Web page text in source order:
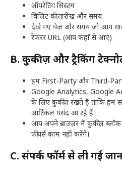
ऑपरेटिंग सिस्टम
विज़िट की तारीख और समय
देखे गए पेज और समय जो आप
रेफरर URL (आप कहाँ से आए)
B. कुकीज़ और ट्रैकिंग
हम First-Party और Third-
Google Analytics, Google
के लिए कुकीज़ रखते हैं ताकि हम
आर्टिकल पसंद आ रहे हैं।
आप अपने ब्राउज़र में कुकीज़
फीचर्स काम नहीं करेंगे।
C. संपर्क फॉर्म से ली गई